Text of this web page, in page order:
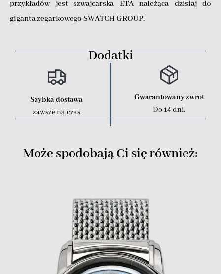
przykładów jest szwajcarska ETA należąca dzisiaj do
giganta zegarkowego SWATCH GROUP.
Dodatki
Szybka dostawa
zawsze na czas
Gwarantowany zwrot
Do 14 dni.
Może spodobają Ci się również: